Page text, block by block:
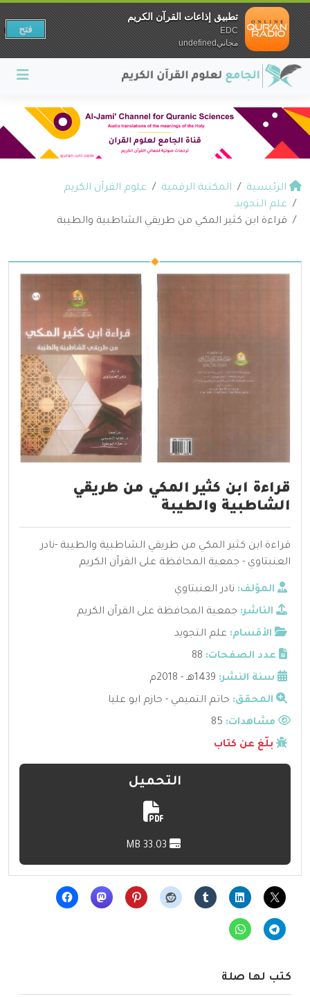
الرئيسية المكتبة الرقمية
علوم القرآن الكريم
علم التجويد
قراءة ابن كثير المكي من طريقي الشاطبية والطيبة
قراءة ابن كثير المكي من طريقي
الشاطبية والطيبة
قراءة ابن كثير المكي من طريقي الشاطبية والطيبة -نادر
العنبتاوي - جمعية المحافظة على القرآن الكريم
المؤلف: نادر العنبتاوي
الناشر: جمعية المحافظة على القرآن الكريم
الأقسام: علم التجويد
عدد الصفحات: 88
سنة النشر: 1439هـ - 2018م
المحقق: حاتم التميمي - حازم ابو عليا
مشاهدات:
بلّغ عن كتاب
التحميل
كتب لها صلة
تطبيق إذاعات القرآن الكريم
EDC
مجانيundefined
فتح